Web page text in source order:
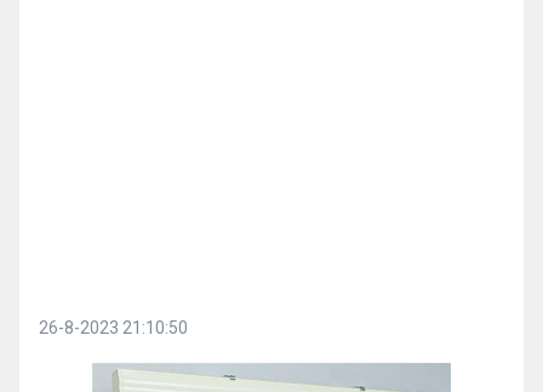
26-8-2023 21:10:50